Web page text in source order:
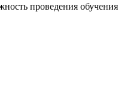
проведения